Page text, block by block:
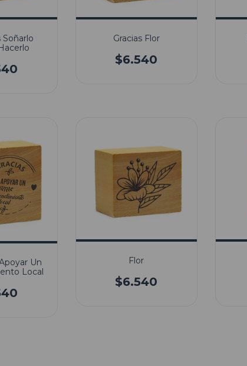
Soñarlo
Gracias Flor
$6.540
Un
Local
Flor
$6.540